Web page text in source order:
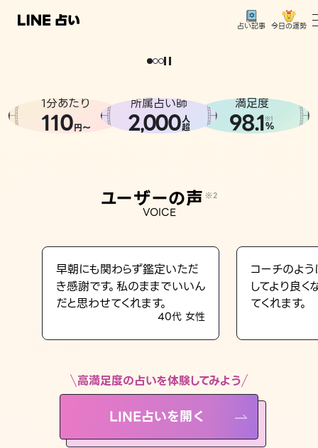
占い記事 今日の運勢
相談事例
LINE占いを開く
※LINEアプリ内のサービスページへ遷移します
どうせなら
。
1分あたり
110円〜
所属占い師
2,000人
超
満足度
98.1※1
%
ユーザーの声 ※2
VOICE
早朝にも関わらず鑑定いただ
き感謝です。私のままでいいん
だと思わせてくれます。
40代 女性
コーチのよ
してより良
てくれます。
高満足度の占いを体験してみよう
LINE占いを開く